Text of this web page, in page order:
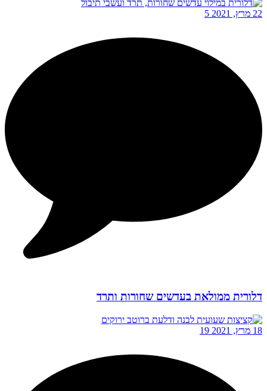
22 מרץ, 2021 5
דלורית ממולאת בעדשים שחורות ותרד
18 מרץ, 2021 19